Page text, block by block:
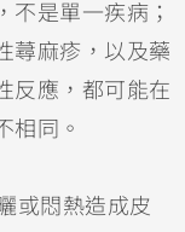
不是單一疾病；
蕁麻疹 ，以及藥
反應，都可能在
相同。
或悶熱造成皮